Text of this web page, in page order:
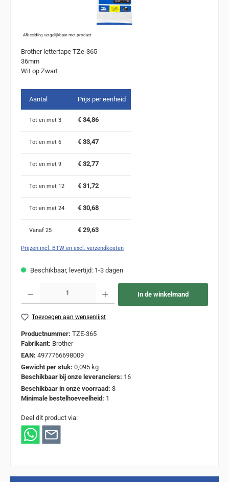
Afbeelding vergelijkbaar met product
Brother lettertape TZe-365
36mm
Wit op Zwart
Aantal Prijs per eenheid
Tot en met 3 € 34,86
Tot en met 6 € 33,47
Tot en met 9 € 32,77
Tot en met 12 € 31,72
Tot en met 24 € 30,68
Vanaf 25 € 29,63
Prijzen incl. BTW en excl. verzendkosten
Beschikbaar, levertijd: 1-3 dagen
In de winkelmand
Toevoegen aan wensenlijst
Productnummer: TZE-365
Fabrikant: Brother
EAN: 4977766698009
Gewicht per stuk: 0,095 kg
Beschikbaar bij onze leveranciers: 16
Beschikbaar in onze voorraad: 3
Minimale bestelhoeveelheid: 1
Deel dit product via: